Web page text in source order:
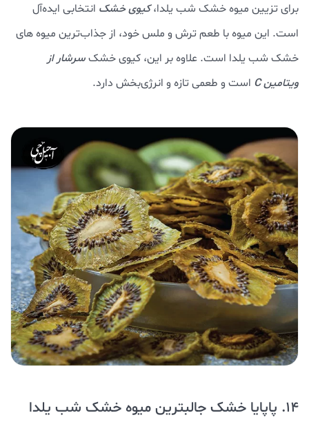
برای تزیین میوه خشک شب یلدا،کیوی خشک انتخابی ایده‌آل
است. این میوه با طعم ترش و ملس خود، از جذاب‌ترین میوه های
خشک شب یلدا است. علاوه بر این، کیوی خشکسرشار از
ویتامین C
است و طعمی تازه و انرژی‌بخش دارد.
14. پاپایا خشک جالبترین میوه خشک شب یلدا